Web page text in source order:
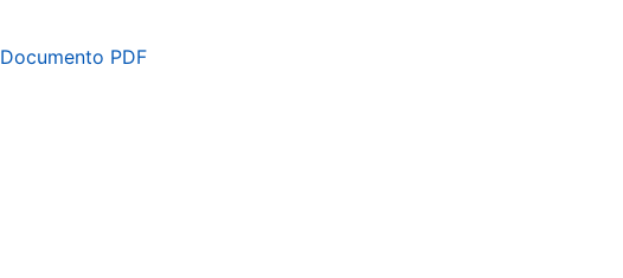
Documento PDF